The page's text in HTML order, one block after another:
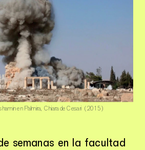
en Palmira,  Chiara de Cesari  (2015)
semanas en la facultad